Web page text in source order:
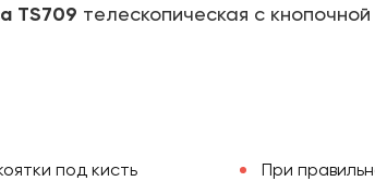
TS709 телескопическая с
под кисть
При